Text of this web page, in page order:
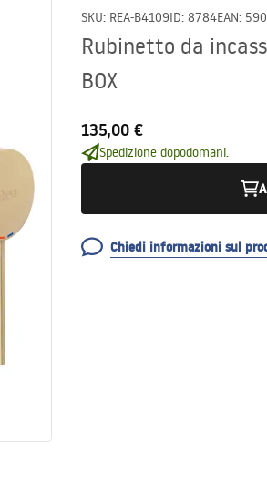
SKU: REA-B4109ID: 8784EAN:
Rubinetto da
BOX
135,00 €
Spedizione dopodomani.
Chiedi informazioni sul